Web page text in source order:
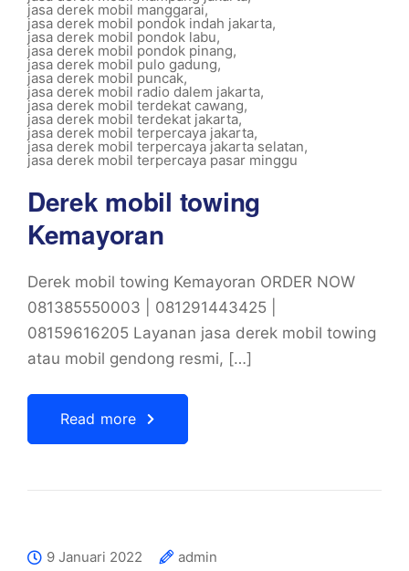
jasa derek mobil manggarai,
jasa derek mobil pondok indah jakarta,
jasa derek mobil pondok labu,
jasa derek mobil pondok pinang,
jasa derek mobil pulo gadung,
jasa derek mobil puncak,
jasa derek mobil radio dalem jakarta,
jasa derek mobil terdekat cawang,
jasa derek mobil terdekat jakarta,
jasa derek mobil terpercaya jakarta,
jasa derek mobil terpercaya jakarta selatan,
jasa derek mobil terpercaya pasar minggu
Derek mobil towing
Kemayoran
Derek mobil towing Kemayoran ORDER NOW
081385550003 | 081291443425 |
08159616205 Layanan jasa derek mobil towing
atau mobil gendong resmi, […]
Read more
9 Januari 2022
admin